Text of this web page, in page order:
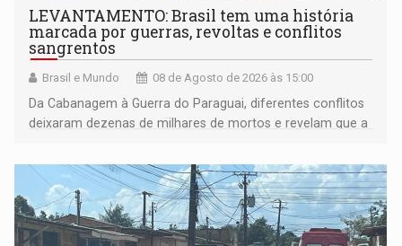
LEVANTAMENTO: Brasil tem uma história
marcada por guerras, revoltas e conflitos
sangrentos
Brasil e Mundo 08 de Agosto de 2026 às 15:00
Da Cabanagem à Guerra do Paraguai, diferentes conflitos
deixaram dezenas de milhares de mortos e revelam que a
territoriais e sociais